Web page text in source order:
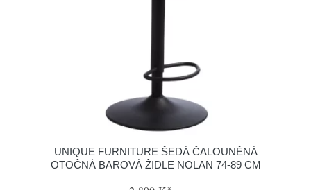
UNIQUE FURNITURE ŠEDÁ ČALOUNĚNÁ
OTOČNÁ BAROVÁ ŽIDLE NOLAN 74-89 CM